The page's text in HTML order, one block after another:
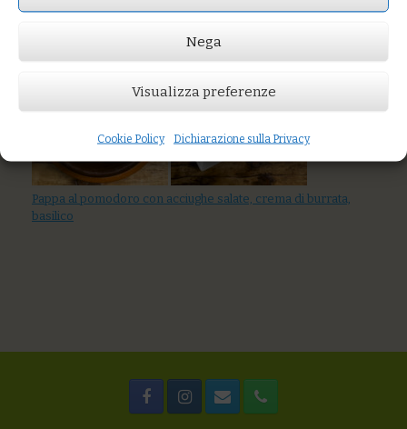
Nega
Visualizza preferenze
Cookie Policy Dichiarazione sulla Privacy
Pappa al pomodoro con acciughe salate, crema di burrata,
basilico